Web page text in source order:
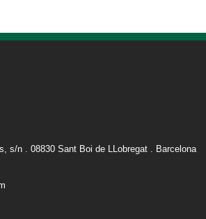
s/n . 08830 Sant Boi de LLobregat . Barcelona